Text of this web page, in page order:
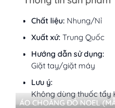
Chất liệu: Nhung/Nỉ
Xuất xứ: Trung Quốc
Hướng dẫn sử dụng:
Giặt tay/giặt máy
Lưu ý:
Không dùng thuốc tẩy
ÁO